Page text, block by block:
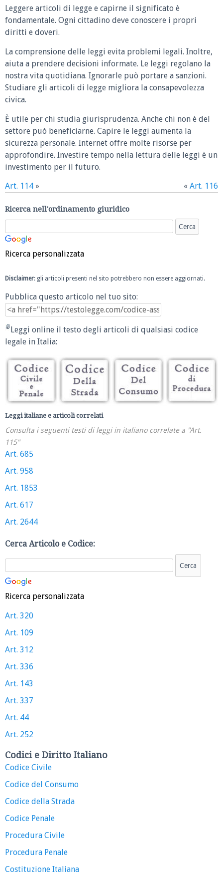
Leggere articoli di legge e capirne il significato è
fondamentale. Ogni cittadino deve conoscere i propri
diritti e doveri.
La comprensione delle leggi evita problemi legali. Inoltre,
aiuta a prendere decisioni informate. Le leggi regolano la
nostra vita quotidiana. Ignorarle può portare a sanzioni.
Studiare gli articoli di legge migliora la consapevolezza
civica.
È utile per chi studia giurisprudenza. Anche chi non è del
settore può beneficiarne. Capire le leggi aumenta la
sicurezza personale. Internet offre molte risorse per
approfondire. Investire tempo nella lettura delle leggi è un
investimento per il futuro.
Art. 114 » « Art. 116
Ricerca nell'ordinamento giuridico
Ricerca personalizzata
Disclaimer: gli articoli presenti nel sito potrebbero non essere aggiornati.
Pubblica questo articolo nel tuo sito:
Leggi online il testo degli articoli di qualsiasi codice
legale in Italia:
Leggi italiane e articoli correlati
Consulta i seguenti testi di leggi in italiano correlate a "Art.
115"
Art. 685
Art. 958
Art. 1853
Art. 617
Art. 2644
Cerca Articolo e Codice:
Ricerca personalizzata
Art. 320
Art. 109
Art. 312
Art. 336
Art. 143
Art. 337
Art. 44
Art. 252
Codici e Diritto Italiano
Codice Civile
Codice del Consumo
Codice della Strada
Codice Penale
Procedura Civile
Procedura Penale
Costituzione Italiana